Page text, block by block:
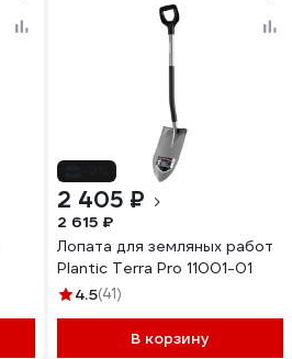
2 405 ₽
2 615 ₽
Лопата для земляных работ
Plantic Terra Pro 11001-01
4.5(41)
В корзину